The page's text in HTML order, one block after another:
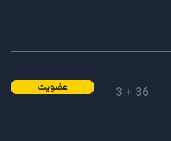
36 + 3 عضویت